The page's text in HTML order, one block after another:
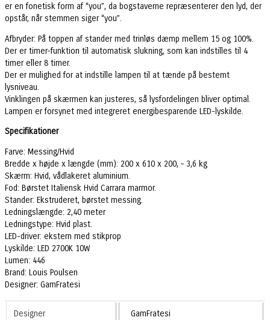
er en fonetisk form af “you”, da bogstaverne repræsenterer den lyd, der
opstår, når stemmen siger “you”.
Afbryder: På toppen af stander med trinløs dæmp mellem 15 og 100%.
Der er timer-funktion til automatisk slukning, som kan indstilles til 4
timer eller 8 timer.
Der er mulighed for at indstille lampen til at tænde på bestemt
lysniveau.
Vinklingen på skærmen kan justeres, så lysfordelingen bliver optimal.
Lampen er forsynet med integreret energibesparende LED-lyskilde.
Specifikationer
Farve: Messing/Hvid
Bredde x højde x længde (mm): 200 x 610 x 200, – 3,6 kg
Skærm: Hvid, vådlakeret aluminium.
Fod: Børstet Italiensk Hvid Carrara marmor.
Stander: Ekstruderet, børstet messing.
Ledningslængde: 2,40 meter
Ledningstype: Hvid plast.
LED-driver: ekstern med stikprop
Lyskilde: LED 2700K 10W
Lumen: 446
Brand: Louis Poulsen
Designer: GamFratesi
Designer GamFratesi